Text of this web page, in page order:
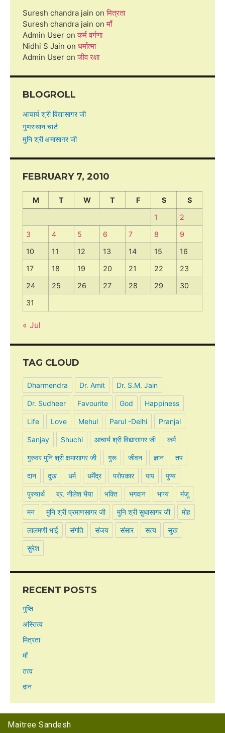
Suresh chandra jain onमित्रता
Suresh chandra jain onमाँ
Admin User onकर्म वर्गणा
Nidhi S Jain on धर्मात्मा
Admin User onजीव रक्षा
BLOGROLL
आचार्य श्री विद्यासागर जी
गुणस्थान चार्ट
मुनि श्री क्षमासागर जी
FEBRUARY 7, 2010
M T W T F S
S
1
2
3
4 5 6 7 8
9
10
11 12 13 14 15
16
17
18 19 20 21 22
23
24
25 26 27 28 29
30
31
« Jul
TAG CLOUD
Dharmendra Dr. Amit Dr. S.M. Jain
Dr. Sudheer Favourite God Happiness
Life Love Mehul Parul -Delhi Pranjal
Sanjay Shuchi आचार्य श्री विद्यासागर जी कर्म
गुरुवर मुनि श्री क्षमासागर जी गुरू जीवन ज्ञान तप
दान दुख धर्म धर्मेंद्र परोपकार पाप पुण्य
पुरुषार्थ ब्र. नीलेश भैया भक्ति भगवान भाग्य मंजू
मन मुनि श्री प्रमाणसागर जी मुनि श्री सुधासागर जी मोह
लालमणी भाई संगति संजय संसार सत्य सुख
सुरेश
RECENT POSTS
गुप्ति
अस्तित्व
मित्रता
माँ
तत्व
दान
Maitree Sandesh